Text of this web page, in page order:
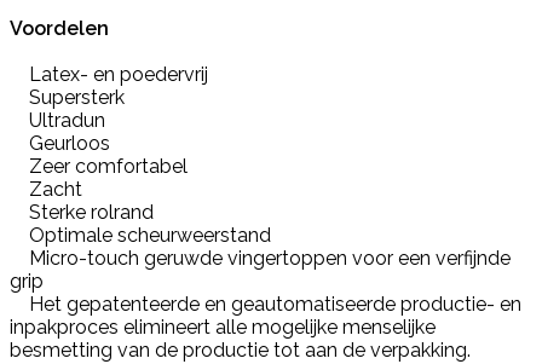
Voordelen
Latex- en poedervrij
Supersterk
Ultradun
Geurloos
Zeer comfortabel
Zacht
Sterke rolrand
Optimale scheurweerstand
Micro-touch geruwde vingertoppen voor een verfijnde
grip
Het gepatenteerde en geautomatiseerde productie- en
inpakproces elimineert alle mogelijke menselijke
besmetting van de productie tot aan de verpakking.